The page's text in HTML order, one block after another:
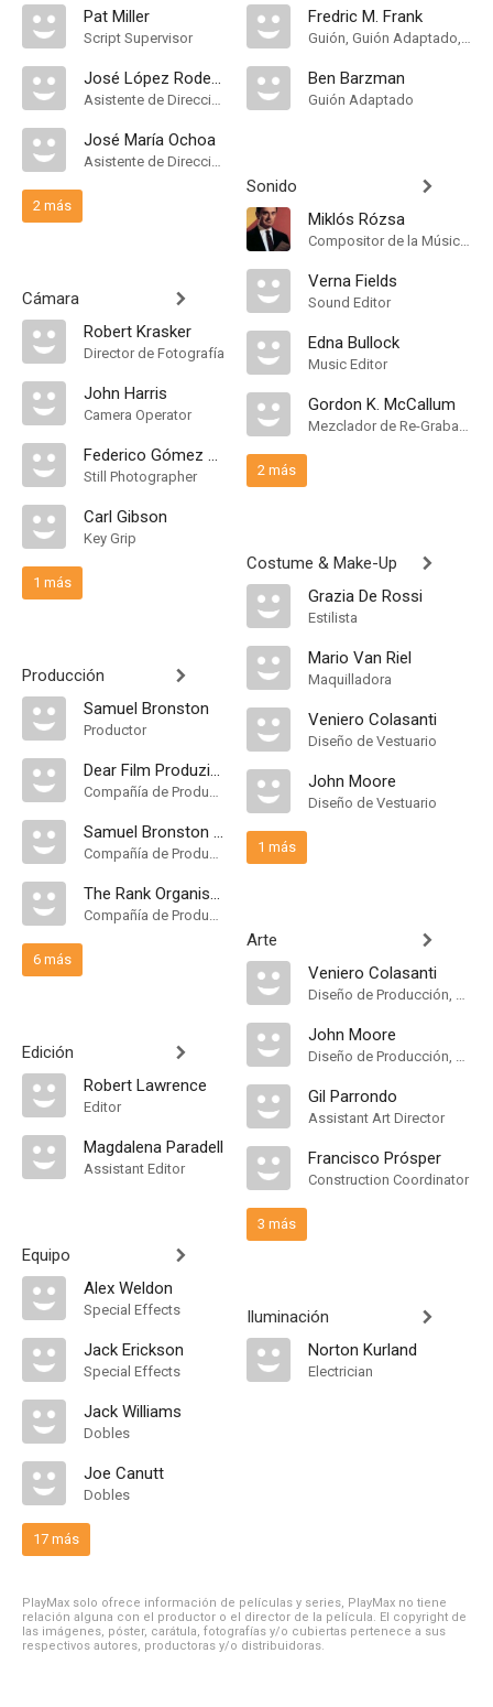
Pat Miller
Script Supervisor
José López Rodero
Asistente de Dirección
José María Ochoa
Asistente de Dirección
2 más
Cámara
Robert Krasker
Director de Fotografía
John Harris
Camera Operator
Federico Gómez Grau
Still Photographer
Carl Gibson
Key Grip
1 más
Producción
Samuel Bronston
Productor
Dear Film Produzione
Compañía de Produccion
Samuel Bronston Productions
Compañía de Produccion
The Rank Organisation
Compañía de Produccion
6 más
Edición
Robert Lawrence
Editor
Magdalena Paradell
Assistant Editor
Equipo
Alex Weldon
Special Effects
Jack Erickson
Special Effects
Jack Williams
Dobles
Joe Canutt
Dobles
17 más
Fredric M. Frank
Guión, Guión Adaptado, Historia
Ben Barzman
Guión Adaptado
Sonido
Miklós Rózsa
Compositor de la Música Original
Verna Fields
Sound Editor
Edna Bullock
Music Editor
Gordon K. McCallum
Mezclador de Re-Grabación de Sonido
2 más
Costume & Make-Up
Grazia De Rossi
Estilista
Mario Van Riel
Maquilladora
Veniero Colasanti
Diseño de Vestuario
John Moore
Diseño de Vestuario
1 más
Arte
Veniero Colasanti
Diseño de Producción, Decorados
John Moore
Diseño de Producción, Decorados
Gil Parrondo
Assistant Art Director
Francisco Prósper
Construction Coordinator
3 más
Iluminación
Norton Kurland
Electrician
PlayMax solo ofrece información de películas y series, PlayMax no tiene
relación alguna con el productor o el director de la película. El copyright de
las imágenes, póster, carátula, fotografías y/o cubiertas pertenece a sus
respectivos autores, productoras y/o distribuidoras.